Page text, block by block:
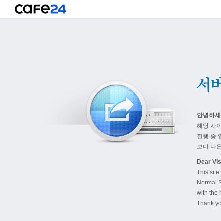
안녕하
해당 사
진행 중
보다 나
Dear
This site
Normal
with the
Thank